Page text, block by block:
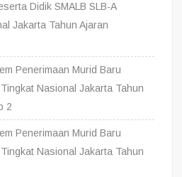
Didik SMALB SLB-A
Jakarta Tahun Ajaran
Penerimaan Murid Baru
Nasional Jakarta Tahun
2
Penerimaan Murid Baru
Nasional Jakarta Tahun